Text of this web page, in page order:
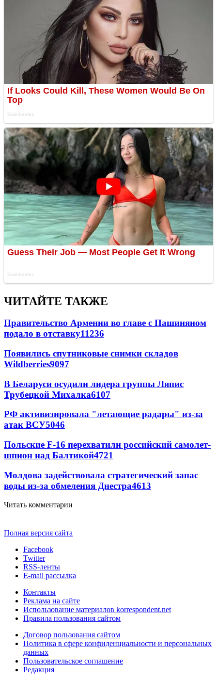
ЧИТАЙТЕ ТАКЖЕ
Правительство Армении во главе с Пашиняном
подало в отставку11236
Появились спутниковые снимки складов
Wildberries9097
В Беларуси осудили лидера группы Ляпис
Трубецкой Михалка6107
РФ активизировала "летающие радары" из-за
атак ВСУ5046
Польские F-16 перехватили российский самолет-
шпион над Балтикой4721
Молдова задействовала стратегический запас
воды из-за обмеления Днестра4613
Читать комментарии
Полная версия сайта
Facebook
Twitter
RSS-ленты
E-mail рассылка
Контакты
Реклама на сайте
Использование материалов korrespondent.net
Правила пользования сайтом
Договор пользования сайтом
Политика в сфере конфиденциальности и персональных
данных
Пользовательское соглашение
Редакция